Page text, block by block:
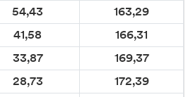
54,43
163,29
41,58
166,31
33,87
169,37
28,73
172,39